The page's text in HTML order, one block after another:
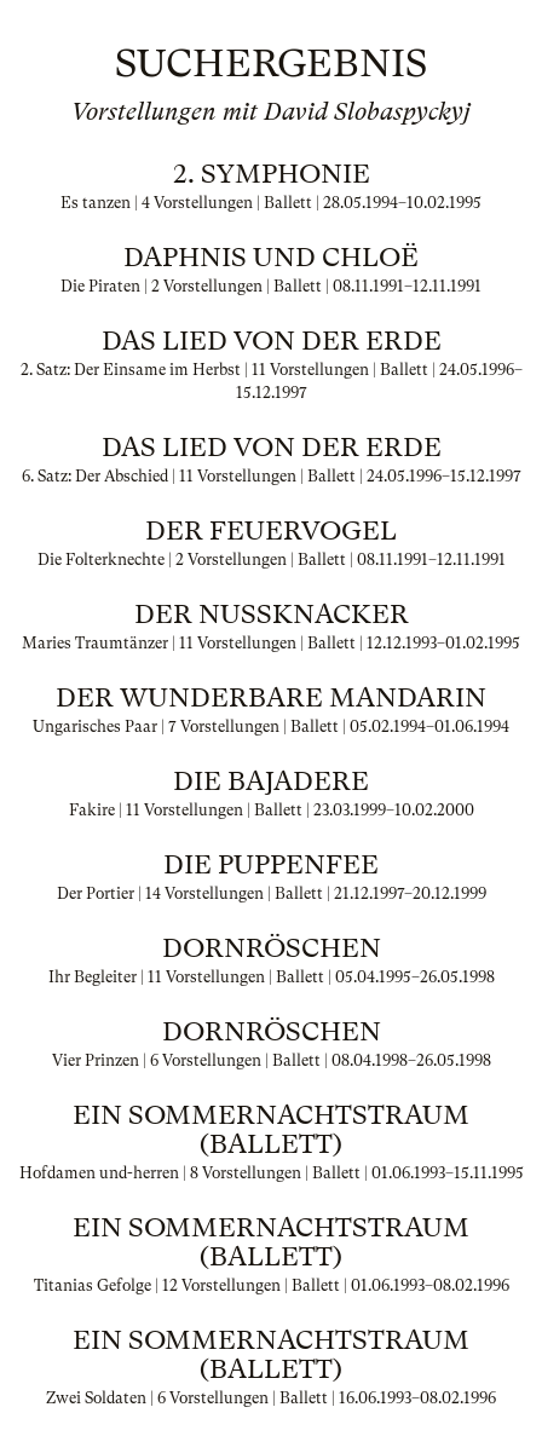
SUCHERGEBNIS
Vorstellungen mit David Slobaspyckyj
2. SYMPHONIE
Es tanzen | 4 Vorstellungen | Ballett | 28.05.1994–10.02.1995
DAPHNIS UND CHLOË
Die Piraten | 2 Vorstellungen | Ballett | 08.11.1991–12.11.1991
DAS LIED VON DER ERDE
2. Satz: Der Einsame im Herbst | 11 Vorstellungen | Ballett | 24.05.1996–
15.12.1997
DAS LIED VON DER ERDE
6. Satz: Der Abschied | 11 Vorstellungen | Ballett | 24.05.1996–15.12.1997
DER FEUERVOGEL
Die Folterknechte | 2 Vorstellungen | Ballett | 08.11.1991–12.11.1991
DER NUSSKNACKER
Maries Traumtänzer | 11 Vorstellungen | Ballett | 12.12.1993–01.02.1995
DER WUNDERBARE MANDARIN
Ungarisches Paar | 7 Vorstellungen | Ballett | 05.02.1994–01.06.1994
DIE BAJADERE
Fakire | 11 Vorstellungen | Ballett | 23.03.1999–10.02.2000
DIE PUPPENFEE
Der Portier | 14 Vorstellungen | Ballett | 21.12.1997–20.12.1999
DORNRÖSCHEN
Ihr Begleiter | 11 Vorstellungen | Ballett | 05.04.1995–26.05.1998
DORNRÖSCHEN
Vier Prinzen | 6 Vorstellungen | Ballett | 08.04.1998–26.05.1998
EIN SOMMERNACHTSTRAUM
(BALLETT)
Hofdamen und-herren | 8 Vorstellungen | Ballett | 01.06.1993–15.11.1995
EIN SOMMERNACHTSTRAUM
(BALLETT)
Titanias Gefolge | 12 Vorstellungen | Ballett | 01.06.1993–08.02.1996
EIN SOMMERNACHTSTRAUM
(BALLETT)
Zwei Soldaten | 6 Vorstellungen | Ballett | 16.06.1993–08.02.1996